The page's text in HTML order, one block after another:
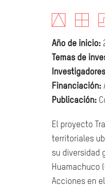
Año de inicio:
Temas de
Financiación:
Publicación:
El proyecto
territoriales
su diversidad
Huamachuco
Acciones en